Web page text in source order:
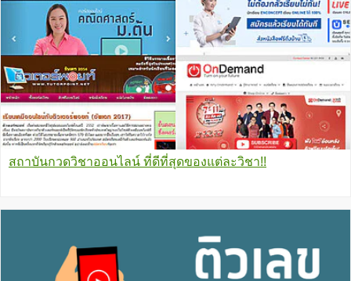
สถาบันกวดวิชาออนไลน์ ที่ดีที่สุดของแต่ละวิชา!!